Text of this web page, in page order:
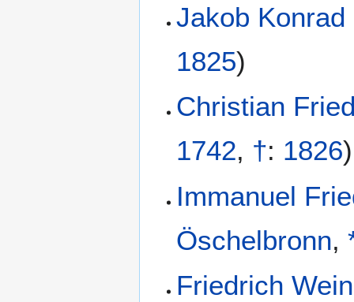
Jakob
1825)
Christian
1742, †: 1826)
Immanuel
Öschelbronn,
Friedrich